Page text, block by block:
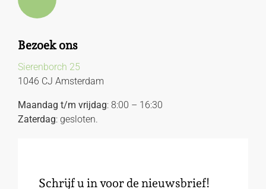
Bezoek ons
Sierenborch 25
1046 CJ Amsterdam
Maandag t/m vrijdag: 8:00 – 16:30
Zaterdag: gesloten.
Schrijf u in voor de nieuwsbrief!